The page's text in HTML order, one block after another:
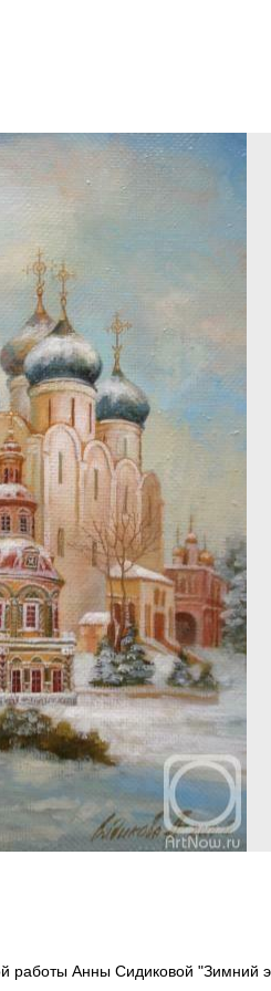
работы Анны Сидиковой "Зимний